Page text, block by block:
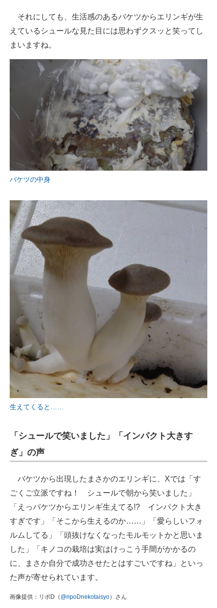
それにしても、生活感のあるバケツからエリンギが生
えているシュールな見た目には思わずクスッと笑ってし
まいますね。
バケツの中身
生えてくると……
「シュールで笑いました」「インパクト大きす
ぎ」の声
バケツから出現したまさかのエリンギに、Xでは「す
ごくご立派ですね！ シュールで朝から笑いました」
「えっバケツからエリンギ生えてる!? インパクト大き
すぎです」「そこから生えるのか……」「愛らしいフォ
ルムしてる」「頭抜けなくなったモルモットかと思いま
した」「キノコの栽培は実はけっこう手間がかかるの
に、まさか自分で成功させたとはすごいですね」といっ
た声が寄せられています。
画像提供：リポD（ @ripoDnekotaisyo）さん